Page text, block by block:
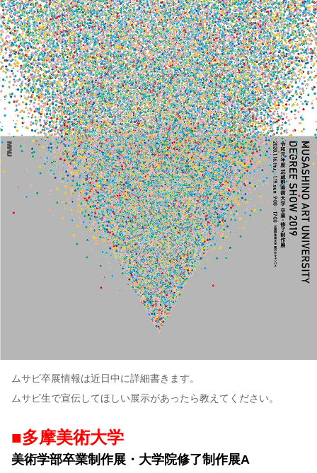
ムサビ卒展情報は近日中に詳細書きます。
ムサビ生で宣伝してほしい展示があったら教えてください。
■多摩美術大学
美術学部卒業制作展・大学院修了制作展A